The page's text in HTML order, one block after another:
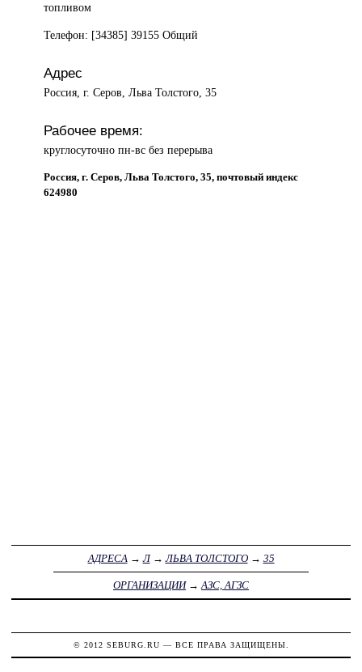
топливом
Телефон: [34385] 39155 Общий
Адрес
Россия, г. Серов, Льва Толстого, 35
Рабочее время:
круглосуточно пн-вс без перерыва
Россия, г. Серов, Льва Толстого, 35, почтовый индекс
624980
АДРЕСА→Л→ЛЬВА ТОЛСТОГО→ 35
ОРГАНИЗАЦИИ→АЗС, АГЗС
© 2012 SEBURG.RU — ВСЕ ПРАВА ЗАЩИЩЕНЫ.